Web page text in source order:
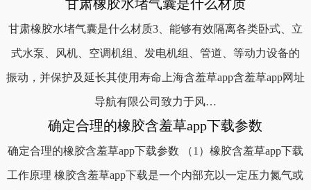
甘肃橡胶水堵气囊是什么材质
甘肃橡胶水堵气囊是什么材质3、能够有效隔离各类卧式、立
式水泵、风机、空调机组、发电机组、管道、等动力设备的
振动，并保护及延长其使用寿命上海含羞草app含羞草app网址
导航有限公司致力于风…
确定合理的橡胶含羞草app下载参数
确定合理的橡胶含羞草app下载参数 （1）橡胶含羞草app下载
工作原理 橡胶含羞草app下载是一个内部充以一定压力氮气或